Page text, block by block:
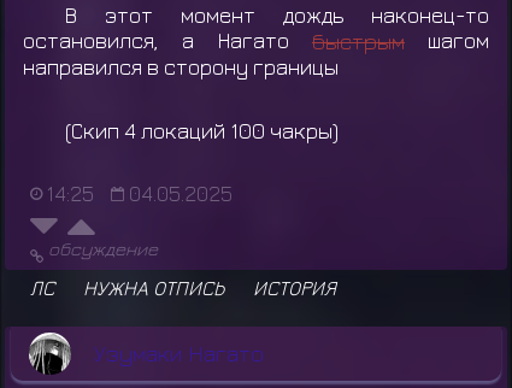
В этот момент дождь наконец-то
остановился, а Нагато быстрымшагом
направился в сторону границы
(Скип 4 локаций 100 чакры)
14:25 04.05.2025
обсуждение
ЛС НУЖНА ОТПИСЬ ИСТОРИЯ
Узумаки Нагато